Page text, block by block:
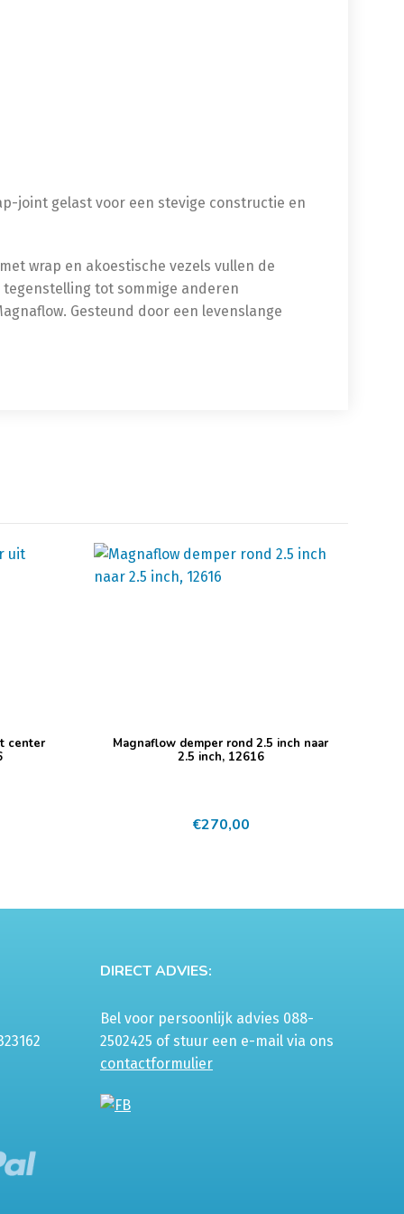
joint gelast voor een stevige constructie en
wrap en akoestische vezels vullen de
tot sommige anderen
Gesteund door een levenslange
center
Magnaflow demper rond 2.5 inch naar
2.5 inch, 12616
€270,00
DIRECT ADVIES:
Bel voor persoonlijk advies 088-
2502425 of stuur een e-mail via ons
contactformulier